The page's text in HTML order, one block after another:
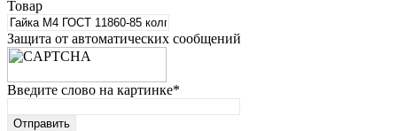
Товар
Защита от автоматических сообщений
Введите слово на картинке*